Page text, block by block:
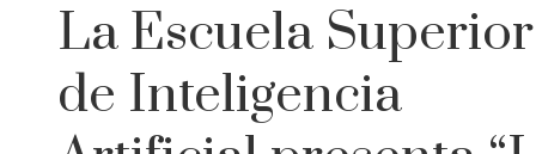
La Escuela Superior
de Inteligencia